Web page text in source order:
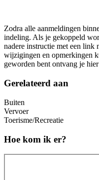
Zodra alle aanmeldingen
indeling. Als je gekoppeld
nadere instructie met een link
wijzigingen en opmerkingen
geworden bent ontvang je
Gerelateerd aan
Buiten
Vervoer
Toerisme/Recreatie
Hoe kom ik er?